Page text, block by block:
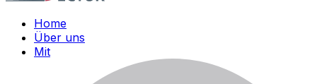
Home
Über uns
Mit